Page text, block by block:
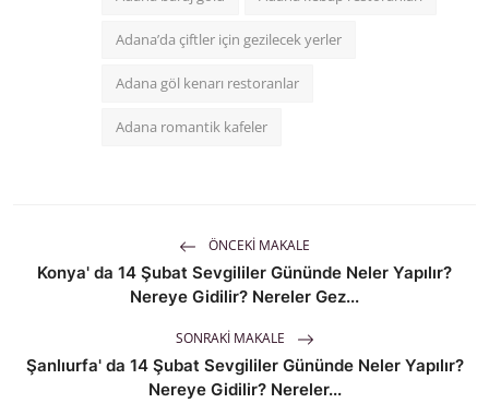
Adana’da çiftler için gezilecek yerler
Adana göl kenarı restoranlar
Adana romantik kafeler
ÖNCEKI MAKALE
Konya' da 14 Şubat Sevgililer Gününde Neler Yapılır?
Nereye Gidilir? Nereler Gez...
SONRAKI MAKALE
Şanlıurfa' da 14 Şubat Sevgililer Gününde Neler Yapılır?
Nereye Gidilir? Nereler...